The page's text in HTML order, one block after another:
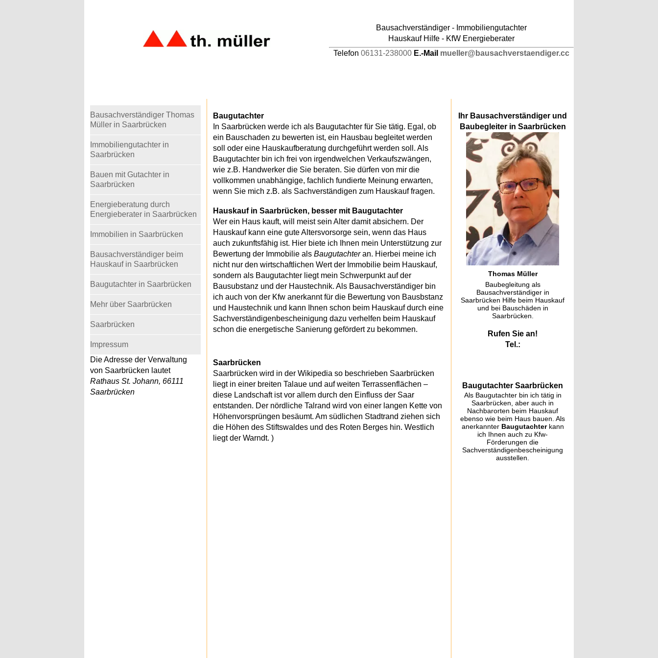
Bausachverständiger - Immobiliengutachter
Hauskauf Hilfe - KfW Energieberater
Telefon 06131-238000 E.-Mail mueller@bausachverstaendiger.cc
Ihr Bausachverständiger und
Baubegleiter in Saarbrücken
Thomas Müller
Baubegleitung als
Bausachverständiger in
Saarbrücken Hilfe beim Hauskauf
und bei Bauschäden in
Saarbrücken.
Rufen Sie an!
Tel.:
Baugutachter Saarbrücken
Als Baugutachter bin ich tätig in
Saarbrücken, aber auch in
Nachbarorten beim Hauskauf
ebenso wie beim Haus bauen. Als
anerkannter Baugutachterkann
ich Ihnen auch zu Kfw-
Förderungen die
Sachverständigenbescheinigung
ausstellen.
Baugutachter
In Saarbrücken werde ich als Baugutachter für Sie tätig. Egal, ob
ein Bauschaden zu bewerten ist, ein Hausbau begleitet werden
soll oder eine Hauskaufberatung durchgeführt werden soll. Als
Baugutachter bin ich frei von irgendwelchen Verkaufszwängen,
wie z.B. Handwerker die Sie beraten. Sie dürfen von mir die
vollkommen unabhängige, fachlich fundierte Meinung erwarten,
wenn Sie mich z.B. als Sachverständigen zum Hauskauf fragen.
Hauskauf in Saarbrücken, besser mit Baugutachter
Wer ein Haus kauft, will meist sein Alter damit absichern. Der
Hauskauf kann eine gute Altersvorsorge sein, wenn das Haus
auch zukunftsfähig ist. Hier biete ich Ihnen mein Unterstützung zur
Bewertung der Immobilie als Baugutachteran. Hierbei meine ich
nicht nur den wirtschaftlichen Wert der Immobilie beim Hauskauf,
sondern als Baugutachter liegt mein Schwerpunkt auf der
Bausubstanz und der Haustechnik. Als Bausachverständiger bin
ich auch von der Kfw anerkannt für die Bewertung von Bausbstanz
und Haustechnik und kann Ihnen schon beim Hauskauf durch eine
Sachverständigenbescheinigung dazu verhelfen beim Hauskauf
schon die energetische Sanierung gefördert zu bekommen.
Saarbrücken
Saarbrücken wird in der Wikipedia so beschrieben Saarbrücken
liegt in einer breiten Talaue und auf weiten Terrassenflächen –
diese Landschaft ist vor allem durch den Einfluss der Saar
entstanden. Der nördliche Talrand wird von einer langen Kette von
Höhenvorsprüngen besäumt. Am südlichen Stadtrand ziehen sich
die Höhen des Stiftswaldes und des Roten Berges hin. Westlich
liegt der Warndt. )
Bausachverständiger Thomas
Müller in Saarbrücken
Immobiliengutachter in
Saarbrücken
Bauen mit Gutachter in
Saarbrücken
Energieberatung durch
Energieberater in Saarbrücken
Immobilien in Saarbrücken
Bausachverständiger beim
Hauskauf in Saarbrücken
Baugutachter in Saarbrücken
Mehr über Saarbrücken
Saarbrücken
Impressum
Die Adresse der Verwaltung
von Saarbrücken lautet
Rathaus St. Johann, 66111
Saarbrücken